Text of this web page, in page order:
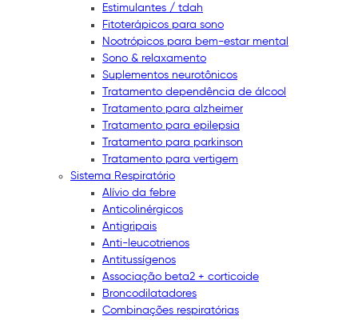
Estimulantes / tdah
Fitoterápicos para sono
Nootrópicos para bem-estar mental
Sono & relaxamento
Suplementos neurotônicos
Tratamento dependência de álcool
Tratamento para alzheimer
Tratamento para epilepsia
Tratamento para parkinson
Tratamento para vertigem
Sistema Respiratório
Alívio da febre
Anticolinérgicos
Antigripais
Anti-leucotrienos
Antitussígenos
Associação beta2 + corticoide
Broncodilatadores
Combinações respiratórias